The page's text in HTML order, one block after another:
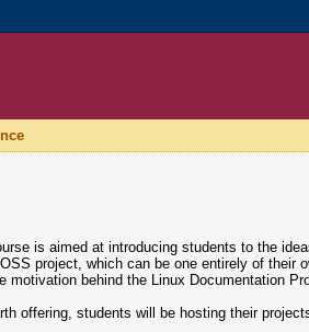
is aimed at introducing students to the
project, which can be one entirely of their
behind the Linux Documentation
offering, students will be hosting their